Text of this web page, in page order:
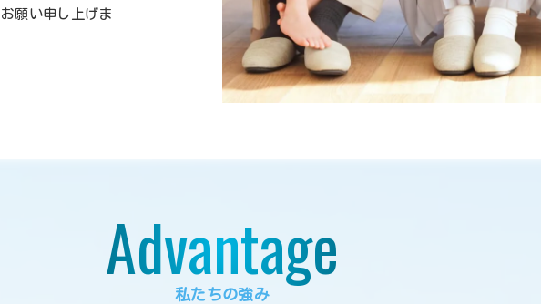
願い申し上げま
Advantage
私たちの強み